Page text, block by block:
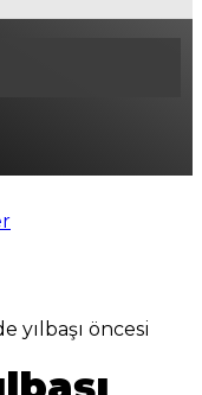
yılbaşı öncesi